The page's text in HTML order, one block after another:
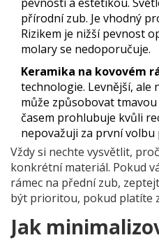
přírodní zub. Je vhodný
Rizikem je nižší pevnost
molary se nedoporučuje.
Keramika na kovovém
technologie. Levnější, ale
může způsobovat
časem prohlubuje kvůli
nepovažuji za první
Vždy si nechte vysvětlit,
konkrétní materiál. Pokud
rámec na přední zub,
být prioritou, pokud platíte
Jak